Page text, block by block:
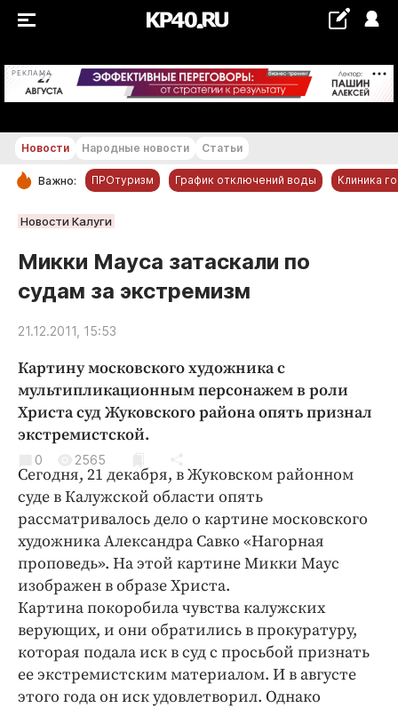
РЕКЛАМА +27...+28 °С
РУБРИКИ
Обнинск
Новости компаний
Статьи
Народные новости
Благоустройство
Криминал
Культура
Недвижимость и ЖКХ
Образование
Общество
Погода
Праздники
Происшествия
Спорт
Экономика и бизнес
ПРОЕКТЫ
Новости Народные новости Статьи
Важно: ПРОтуризм График отключений воды Клиника
Новости Калуги
Микки Мауса затаскали по
судам за экстремизм
21.12.2011, 15:53
Картину московского художника с
мультипликационным персонажем в роли
Христа суд Жуковского района опять признал
экстремистской.
0 2565
Сегодня, 21 декабря, в Жуковском районном
суде в Калужской области опять
рассматривалось дело о картине московского
художника Александра Савко «Нагорная
проповедь». На этой картине Микки Маус
изображен в образе Христа.
Картина покоробила чувства калужских
верующих, и они обратились в прокуратуру,
которая подала иск в суд с просьбой признать
ее экстремистским материалом. И в августе
этого года он иск удовлетворил. Однако